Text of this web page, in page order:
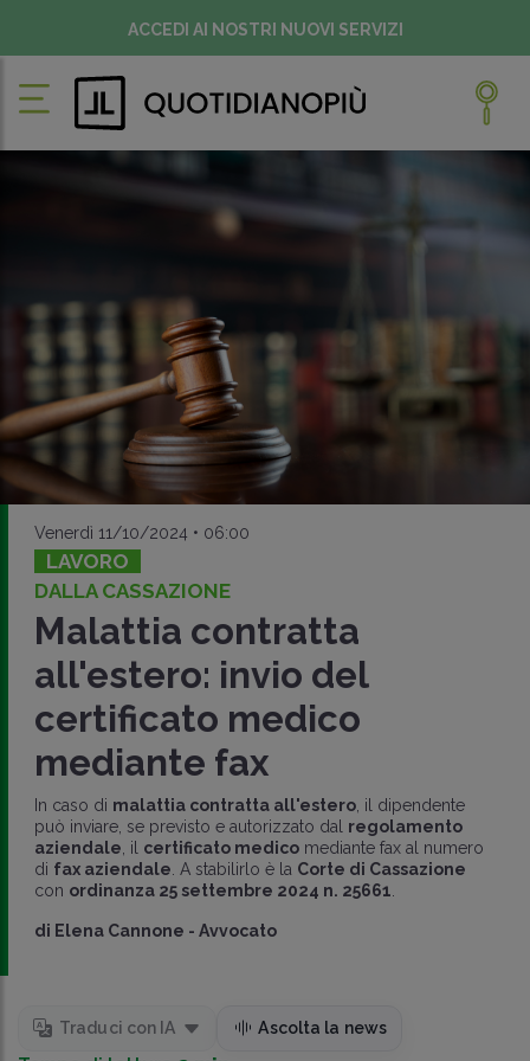
ACCEDI AI NOSTRI NUOVI SERVIZI
Venerdì 11/10/2024 • 06:00
LAVORO
DALLA CASSAZIONE
Malattia contratta
all'estero: invio del
certificato medico
mediante fax
In caso di malattia contratta all'estero, il dipendente
può inviare, se previsto e autorizzato dal regolamento
aziendale , il certificato medicomediante fax al numero
di fax aziendale . A stabilirlo è la Corte di Cassazione
con ordinanza 25 settembre 2024 n. 25661
di Elena Cannone - Avvocato
Traduci con IA Ascolta la news